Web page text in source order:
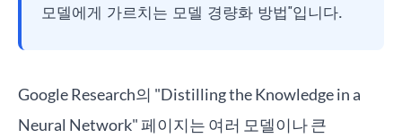
모델에게 가르치는 모델 경량화 방법"입니다.
Google Research의 "Distilling the Knowledge in a
Neural Network" 페이지는 여러 모델이나 큰